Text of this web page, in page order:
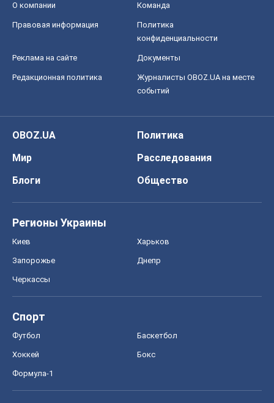
О компании Команда
Правовая информация
Политика
конфиденциальности
Реклама на сайте Документы
Редакционная политика
Журналисты OBOZ.UA на месте
событий
OBOZ.UA
Политика
Мир
Расследования
Блоги
Общество
Регионы Украины
Киев Харьков
Запорожье Днепр
Черкассы
Спорт
Футбол Баскетбол
Хоккей Бокс
Формула-1